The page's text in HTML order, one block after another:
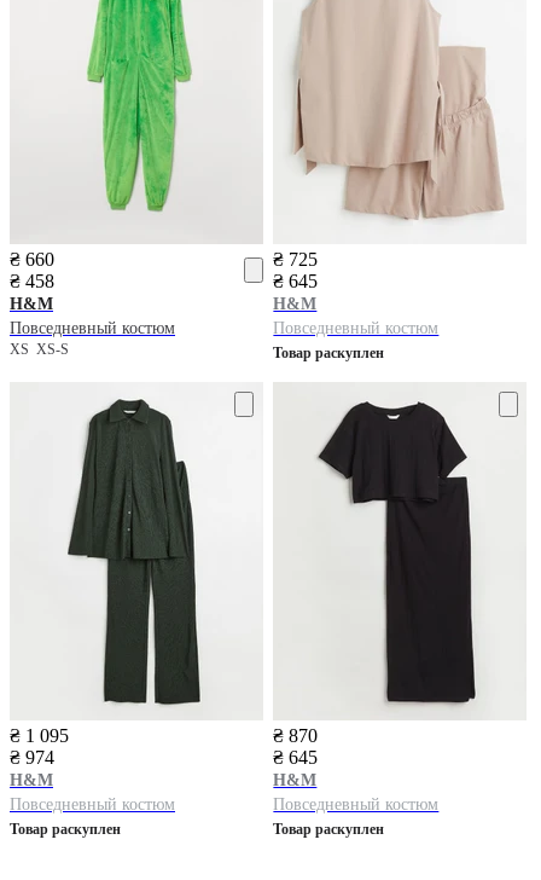
₴ 660
₴ 458
H&M
Повседневный костюм
XS XS-S
₴ 725
₴ 645
H&M
Повседневный костюм
Товар раскуплен
₴ 1 095
₴ 974
H&M
Повседневный костюм
Товар раскуплен
₴ 870
₴ 645
H&M
Повседневный костюм
Товар раскуплен